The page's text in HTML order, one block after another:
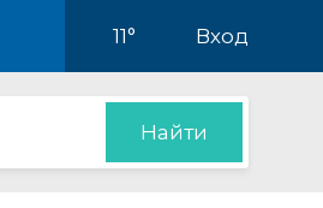
11° Вход
Найти